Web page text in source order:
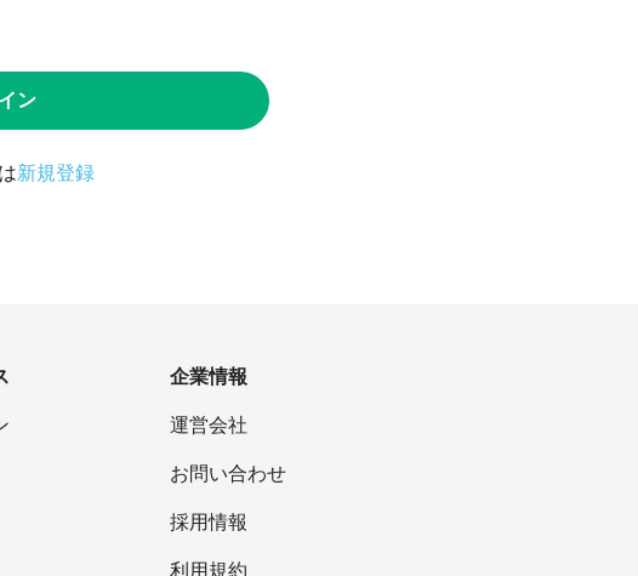
ン
新規登録
企業情報
運営会社
お問い合わせ
採用情報
利用規約